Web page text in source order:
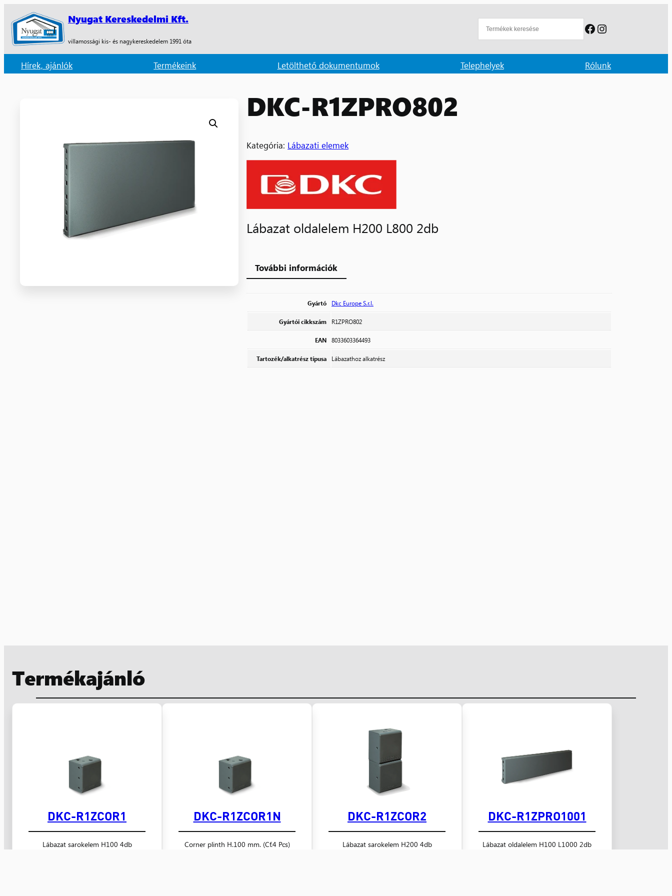
Nyugat Kereskedelmi Kft.
villamossági kis- és nagykereskedelem 1991 óta
Facebook
Instagram
Hírek, ajánlók Termékeink Letölthető dokumentumok Telephelyek Rólunk
DKC-R1ZPRO802
Kategória: Lábazati elemek
Lábazat oldalelem H200 L800 2db
További információk
Gyártó Dkc Europe S.r.l.
Gyártói cikkszám R1ZPRO802
EAN 8033603364493
Tartozék/alkatrész típusa Lábazathoz alkatrész
Termékajánló
DKC-R1ZPRO1001
Lábazat oldalelem H100 L1000 2db
DKC-R1ZCOR2
Lábazat sarokelem H200 4db
DKC-R1ZCOR1N
Corner plinth H.100 mm. (Cf.4 Pcs)
DKC-R1ZCOR1
Lábazat sarokelem H100 4db